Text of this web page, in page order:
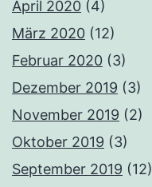
April 2020 (4)
März 2020 (12)
Februar 2020 (3)
Dezember 2019 (3)
November 2019 (2)
Oktober 2019 (3)
September 2019 (12)